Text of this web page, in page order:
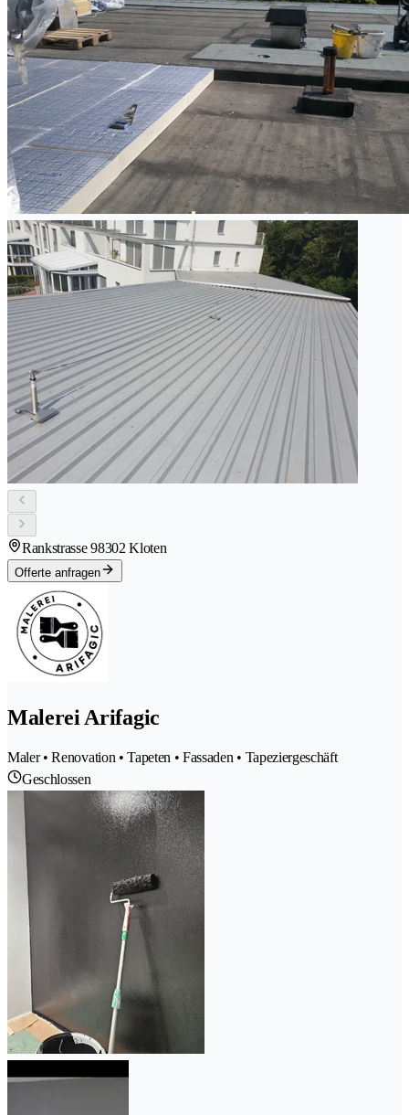
Rankstrasse 98302 Kloten
Offerte anfragen
Malerei Arifagic
Maler • Renovation • Tapeten • Fassaden • Tapeziergeschäft
Geschlossen